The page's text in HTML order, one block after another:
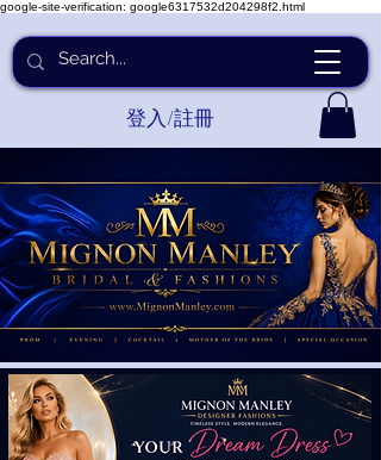
google-site-verification: google6317532d204298f2.html
登入/註冊